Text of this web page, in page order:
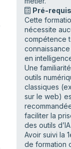
Pré-
Cette
nécessite
compétence
en
Une
outils
classiques
sur le web)
faciliter la
des outils
Avoir suivi la
de formation